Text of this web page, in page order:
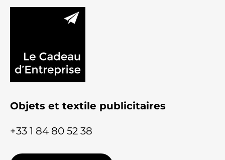
Objets et textile publicitaires
+33 1 84 80 52 38